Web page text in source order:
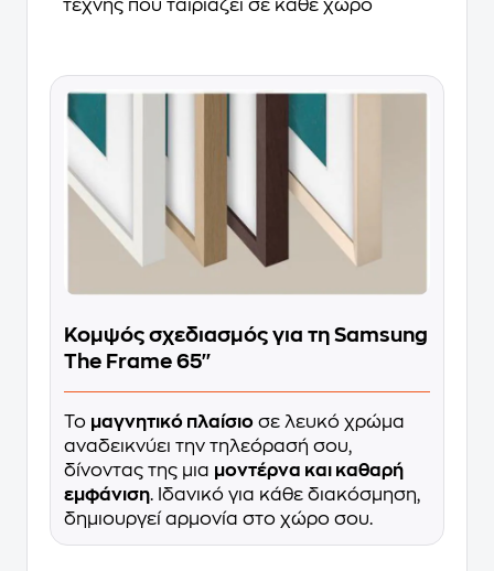
τέχνης που ταιριάζει σε κάθε χώρο
Κομψός σχεδιασμός για τη Samsung
The Frame 65''
Το μαγνητικό πλαίσιο σε λευκό χρώμα
αναδεικνύει την τηλεόρασή σου,
δίνοντας της μια μοντέρνα και καθαρή
εμφάνιση. Ιδανικό για κάθε διακόσμηση,
δημιουργεί αρμονία στο χώρο σου.